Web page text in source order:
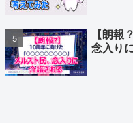
【朗報
念入り